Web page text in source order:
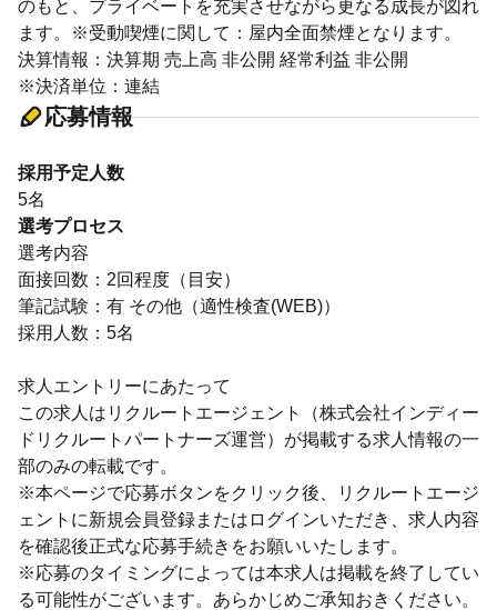
のもと、プライベートを充実させながら更なる成長が図れ
ます。※受動喫煙に関して：屋内全面禁煙となります。
決算情報：決算期 売上高 非公開 経常利益 非公開
※決済単位：連結
応募情報
採用予定人数
5名
選考プロセス
選考内容
面接回数：2回程度（目安）
筆記試験：有 その他（適性検査(WEB)）
採用人数：5名
求人エントリーにあたって
この求人はリクルートエージェント（株式会社インディー
ドリクルートパートナーズ運営）が掲載する求人情報の一
部のみの転載です。
※本ページで応募ボタンをクリック後、リクルートエージ
ェントに新規会員登録またはログインいただき、求人内容
を確認後正式な応募手続きをお願いいたします。
※応募のタイミングによっては本求人は掲載を終了してい
る可能性がございます。あらかじめご承知おきください。